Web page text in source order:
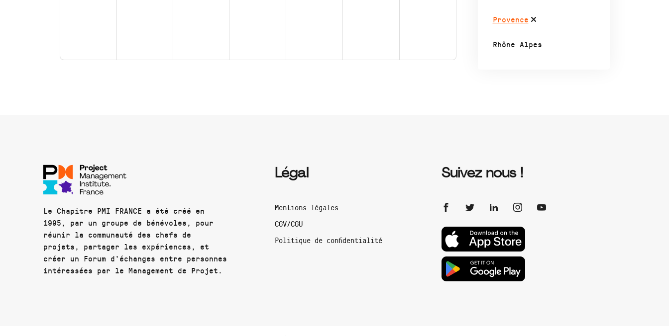
Provence
Rhône Alpes
Le Chapitre PMI FRANCE a été créé en
1995, par un groupe de bénévoles, pour
réunir la communauté des chefs de
projets, partager les expériences, et
créer un Forum d'échanges entre personnes
intéressées par le Management de Projet.
Légal
Mentions légales
CGV/CGU
Politique de confidentialité
Suivez nous !